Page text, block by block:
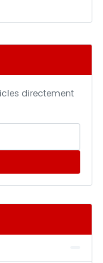
directement